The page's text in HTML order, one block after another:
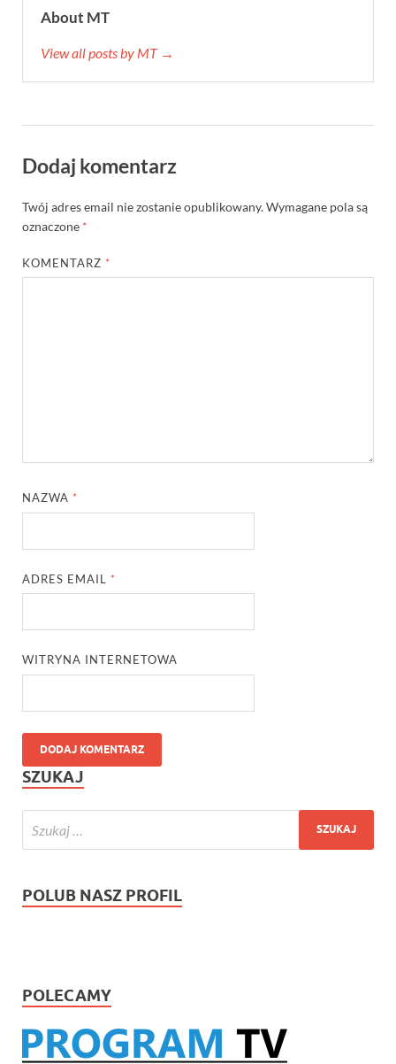
About MT
View all posts by MT →
Dodaj komentarz
Twój adres email nie zostanie opublikowany.Wymagane pola są
oznaczone *
KOMENTARZ *
NAZWA *
ADRES EMAIL *
WITRYNA INTERNETOWA
SZUKAJ
POLUB NASZ PROFIL
POLECAMY